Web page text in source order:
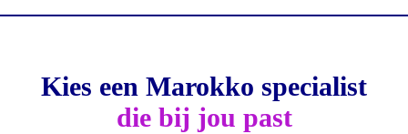
Kies een Marokko specialist
die bij jou past